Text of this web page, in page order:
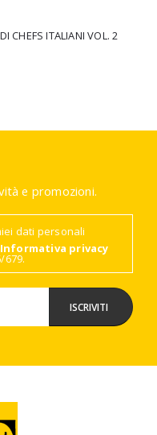
CHEFS ITALIANI VOL. 2
e promozioni.
dati personali
Informativa privacy
679.